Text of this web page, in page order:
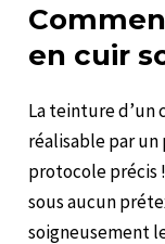
en cuir
La teinture d’un
réalisable par
protocole précis
sous aucun
soigneusement